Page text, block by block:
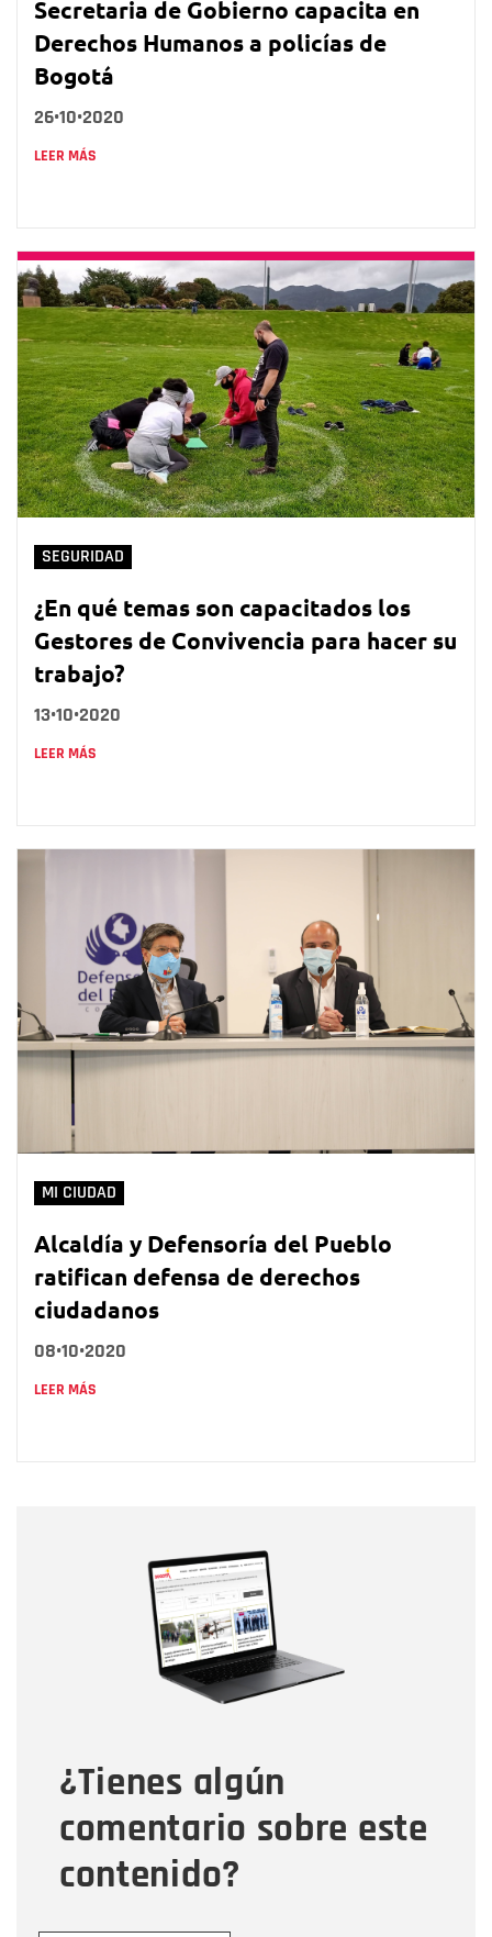
Secretaria de Gobierno capacita en
Derechos Humanos a policías de
Bogotá
26•10•2020
LEER MÁS
SEGURIDAD
¿En qué temas son capacitados los
Gestores de Convivencia para hacer su
trabajo?
13•10•2020
LEER MÁS
MI CIUDAD
Alcaldía y Defensoría del Pueblo
ratifican defensa de derechos
ciudadanos
08•10•2020
LEER MÁS
¿Tienes algún
comentario sobre este
contenido?
Correo electrónico
Tipo de comentario
Mensaje